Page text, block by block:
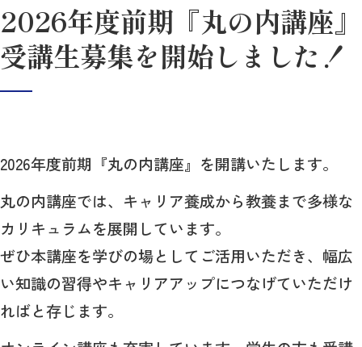
2026年度前期『丸の内講座』
受講生募集を開始しました！
2026年度前期『丸の内講座』を開講いたします。
丸の内講座では、キャリア養成から教養まで多様な
カリキュラムを展開しています。
ぜひ本講座を学びの場としてご活用いただき、幅広
い知識の習得やキャリアアップにつなげていただけ
ればと存じます。